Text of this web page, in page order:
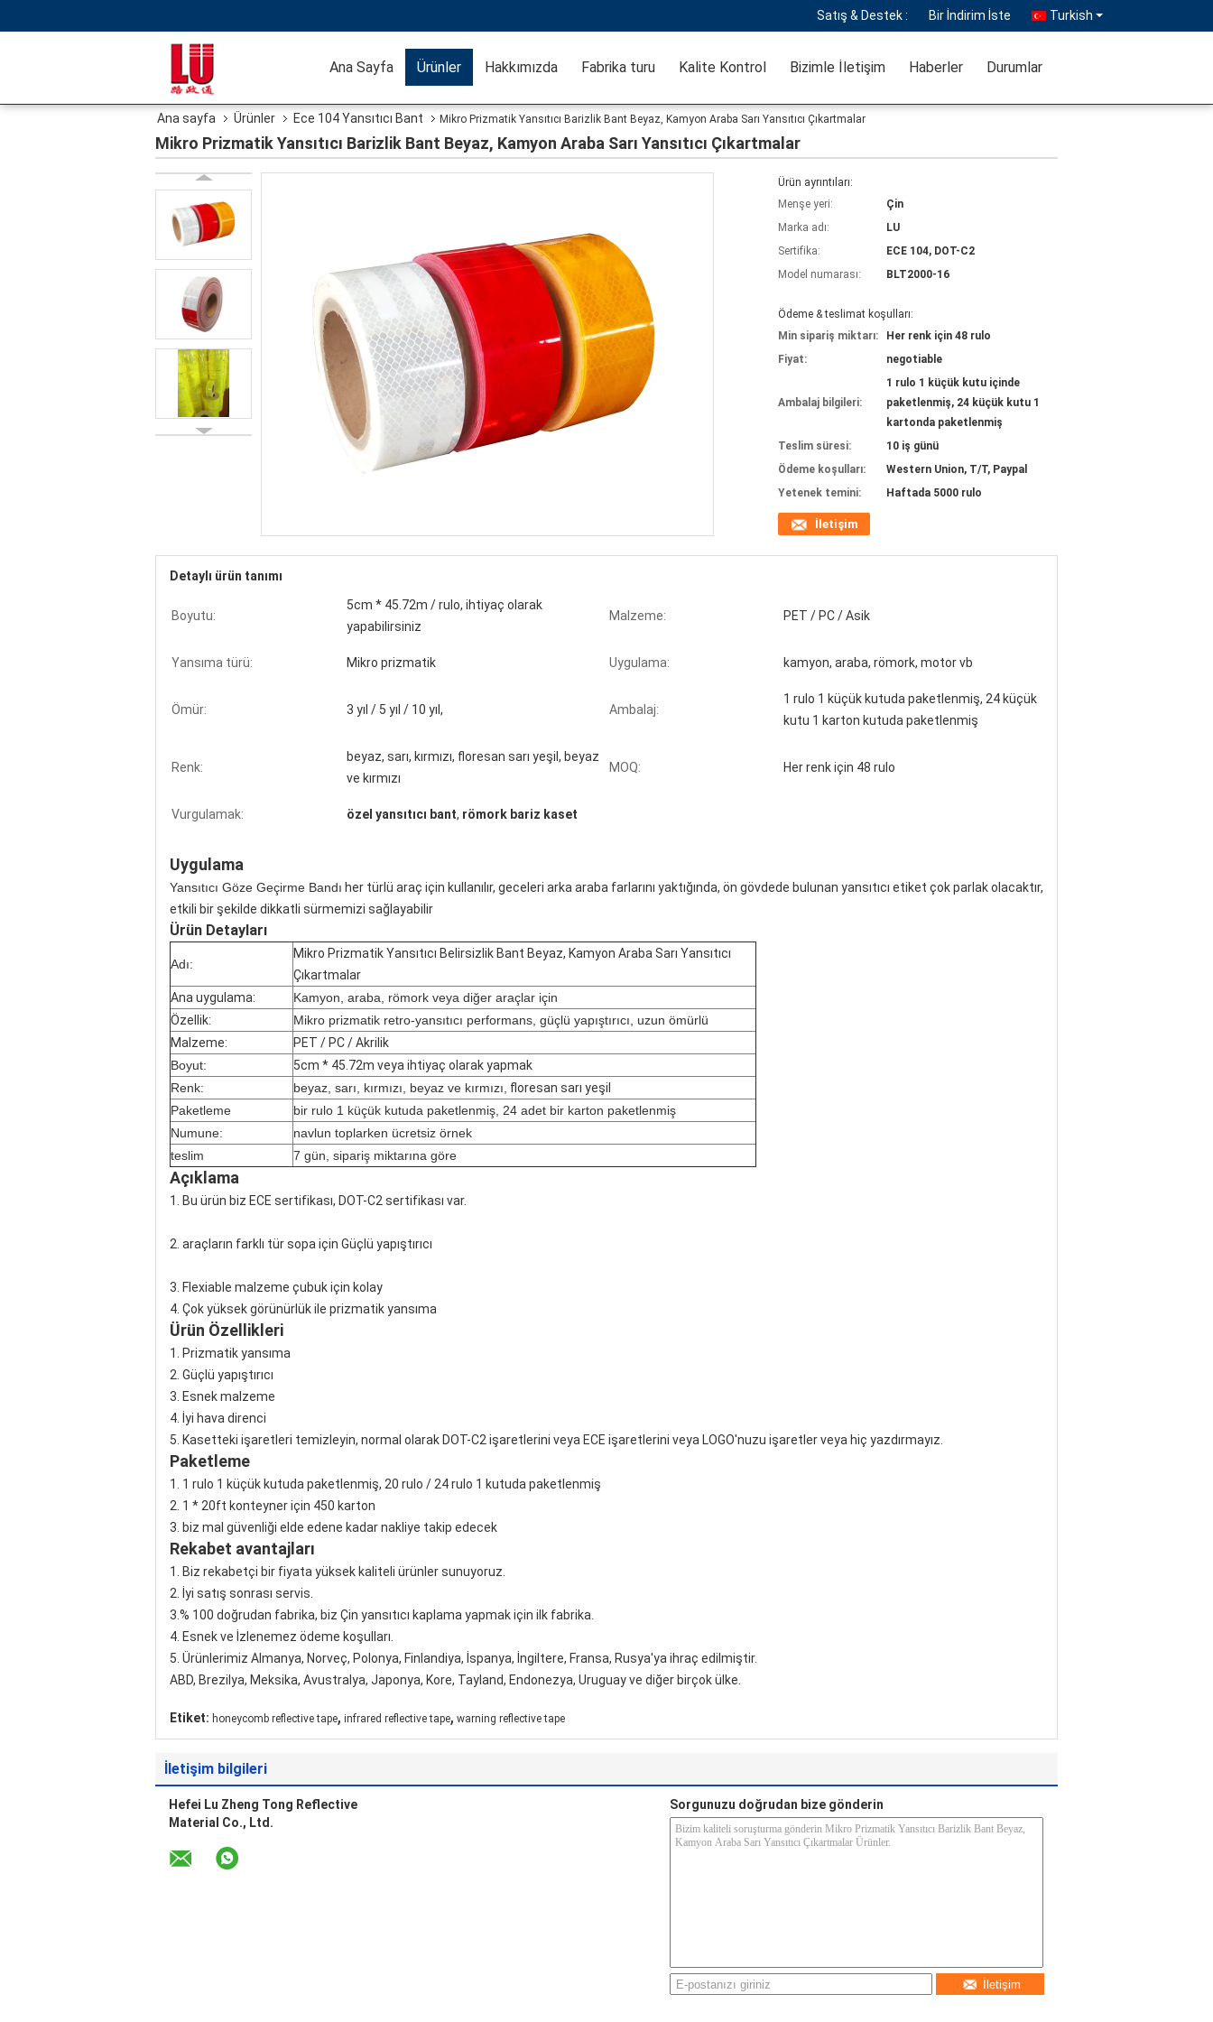
Satış & Destek : Bir İndirim İste Turkish
Ana Sayfa Ürünler Hakkımızda Fabrika turu Kalite Kontrol Bizimle İletişim Haberler Durumlar
Ana sayfa Ürünler Ece 104 Yansıtıcı Bant Mikro Prizmatik Yansıtıcı Barizlik Bant Beyaz, Kamyon Araba Sarı Yansıtıcı Çıkartmalar
Mikro Prizmatik Yansıtıcı Barizlik Bant Beyaz, Kamyon Araba Sarı Yansıtıcı Çıkartmalar
Ürün ayrıntıları:
Menşe yeri:
Çin
Marka adı:
LU
Sertifika:
ECE 104, DOT-C2
Model numarası:
BLT2000-16
Ödeme & teslimat koşulları:
Min sipariş miktarı:
Her renk için 48 rulo
Fiyat:
negotiable
Ambalaj bilgileri:
1 rulo 1 küçük kutu içinde
paketlenmiş, 24 küçük kutu 1
kartonda paketlenmiş
Teslim süresi:
10 iş günü
Ödeme koşulları:
Western Union, T/T, Paypal
Yetenek temini:
Haftada 5000 rulo
İletişim
Detaylı ürün tanımı
Boyutu:
5cm * 45.72m / rulo, ihtiyaç olarak
yapabilirsiniz
Malzeme: PET / PC / Asik
Yansıma türü: Mikro prizmatik Uygulama: kamyon, araba, römork, motor vb
Ömür: 3 yıl / 5 yıl / 10 yıl, Ambalaj:
1 rulo 1 küçük kutuda paketlenmiş, 24 küçük
kutu 1 karton kutuda paketlenmiş
Renk:
beyaz, sarı, kırmızı, floresan sarı yeşil, beyaz
ve kırmızı
MOQ: Her renk için 48 rulo
Vurgulamak: özel yansıtıcı bant, römork bariz kaset
Uygulama
Yansıtıcı Göze Geçirme Bandı her türlü araç için kullanılır, geceleri arka araba farlarını yaktığında, ön gövdede bulunan yansıtıcı etiket çok parlak olacaktır,
etkili bir şekilde dikkatli sürmemizi sağlayabilir
Ürün Detayları
Adı:
Mikro Prizmatik Yansıtıcı Belirsizlik Bant Beyaz, Kamyon Araba Sarı Yansıtıcı
Çıkartmalar
Ana uygulama:
Kamyon, araba, römork veya diğer araçlar için
Özellik:
Mikro prizmatik retro-yansıtıcı performans, güçlü yapıştırıcı, uzun ömürlü
Malzeme:
PET / PC / Akrilik
Boyut:
5cm * 45.72m veya ihtiyaç olarak yapmak
Renk:
beyaz, sarı, kırmızı, beyaz ve kırmızı, floresan sarı yeşil
Paketleme
bir rulo 1 küçük kutuda paketlenmiş, 24 adet bir karton paketlenmiş
Numune:
navlun toplarken ücretsiz örnek
teslim
7 gün, sipariş miktarına göre
Açıklama
1. Bu ürün biz ECE sertifikası, DOT-C2 sertifikası var.
2. araçların farklı tür sopa için Güçlü yapıştırıcı
3. Flexiable malzeme çubuk için kolay
4. Çok yüksek görünürlük ile prizmatik yansıma
Ürün Özellikleri
1. Prizmatik yansıma
2. Güçlü yapıştırıcı
3. Esnek malzeme
4. İyi hava direnci
5. Kasetteki işaretleri temizleyin, normal olarak DOT-C2 işaretlerini veya ECE işaretlerini veya LOGO'nuzu işaretler veya hiç yazdırmayız.
Paketleme
1. 1 rulo 1 küçük kutuda paketlenmiş, 20 rulo / 24 rulo 1 kutuda paketlenmiş
2. 1 * 20ft konteyner için 450 karton
3. biz mal güvenliği elde edene kadar nakliye takip edecek
Rekabet avantajları
1. Biz rekabetçi bir fiyata yüksek kaliteli ürünler sunuyoruz.
2. İyi satış sonrası servis.
3.% 100 doğrudan fabrika, biz Çin yansıtıcı kaplama yapmak için ilk fabrika.
4. Esnek ve İzlenemez ödeme koşulları.
5. Ürünlerimiz Almanya, Norveç, Polonya, Finlandiya, İspanya, İngiltere, Fransa, Rusya'ya ihraç edilmiştir.
ABD, Brezilya, Meksika, Avustralya, Japonya, Kore, Tayland, Endonezya, Uruguay ve diğer birçok ülke.
Etiket: honeycomb reflective tape, infrared reflective tape, warning reflective tape
İletişim bilgileri
Hefei Lu Zheng Tong Reflective
Material Co., Ltd.
Sorgunuzu doğrudan bize gönderin
İletişim